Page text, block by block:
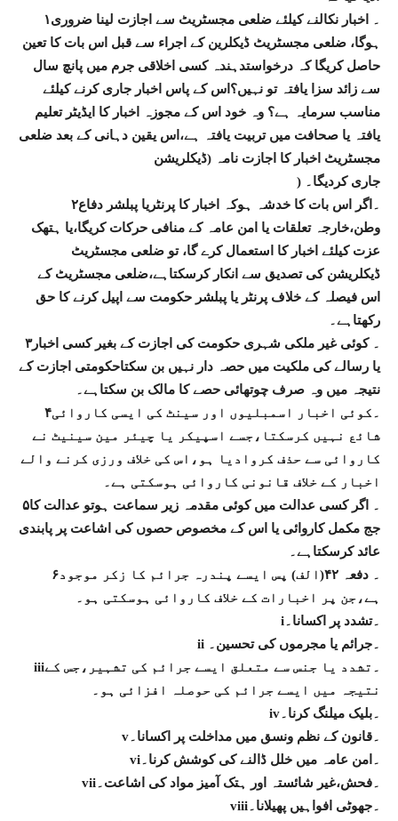
۱۔ اخبار نکالنے کیلئے ضلعی مجسٹریٹ سے اجازت لینا ضروری
ہوگا، ضلعی مجسٹریٹ ڈیکلرین کے اجراء سے قبل اس بات کا تعین
حاصل کریگا کہ درخواستدہندہ کسی اخلاقی جرم میں پانچ سال
سے زائد سزا یافتہ تو نہیں؟اس کے پاس اخبار جاری کرنے کیلئے
مناسب سرمایہ ہے؟ وہ خود اس کے مجوزہ اخبار کا ایڈیٹر تعلیم
یافتہ یا صحافت میں تربیت یافتہ ہے،اس یقین دہانی کے بعد ضلعی
مجسٹریٹ اخبار کا اجازت نامہ (ڈیکلریشن
) جاری کردیگا۔
۲۔اگر اس بات کا خدشہ ہوکہ اخبار کا پرنٹریا پبلشر دفاع
وطن،خارجہ تعلقات یا امن عامہ کے منافی حرکات کریگا،یا ہتھک
عزت کیلئے اخبار کا استعمال کرے گا، تو ضلعی مجسٹریٹ
ڈیکلریشن کی تصدیق سے انکار کرسکتاہے،ضلعی مجسٹریٹ کے
اس فیصلہ کے خلاف پرنٹر یا پبلشر حکومت سے اپیل کرنے کا حق
رکھتاہے۔
۳۔ کوئی غیر ملکی شہری حکومت کی اجازت کے بغیر کسی اخبار
یا رسالے کی ملکیت میں حصہ دار نہیں بن سکتاحکومتی اجازت کے
نتیجہ میں وہ صرف چوتھائی حصے کا مالک بن سکتاہے۔
۴۔کوئی اخبار اسمبلیوں اور سینٹ کی ایسی کاروائی
شائع نہیں کرسکتا،جسے اسپیکر یا چیئر مین سینیٹ نے
کاروائی سے حذف کروادیا ہو،اس کی خلاف ورزی کرنے والے
اخبار کے خلاف قانونی کاروائی ہوسکتی ہے۔
۵۔ اگر کسی عدالت میں کوئی مقدمہ زیر سماعت ہوتو عدالت کا
جج مکمل کاروائی یا اس کے مخصوص حصوں کی اشاعت پر پابندی
عائد کرسکتاہے۔
۶۔ دفعہ ۴۲(الف) پس ایسے پندرہ جرائم کا زکر موجود
ہے،جن پر اخبارات کے خلاف کاروائی ہوسکتی ہو۔
i۔تشدد پر اکسانا۔
ii ۔جرائم یا مجرموں کی تحسین۔
iii۔تشدد یا جنس سے متعلق ایسے جرائم کی تشہیر،جس کے
نتیجہ میں ایسے جرائم کی حوصلہ افزائی ہو۔
iv۔بلیک میلنگ کرنا۔
v۔قانون کے نظم ونسق میں مداخلت پر اکسانا۔
vi۔امن عامہ میں خلل ڈالنے کی کوشش کرنا۔
vii۔فحش،غیر شائستہ اور ہتک آمیز مواد کی اشاعت۔
viii۔جھوٹی افواہیں پھیلانا۔